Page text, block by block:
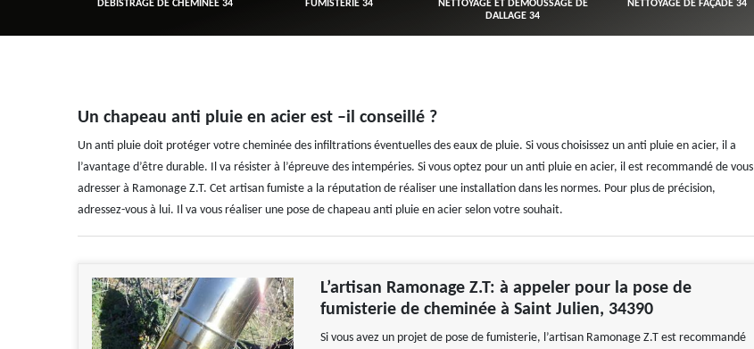
DÉBISTRAGE DE CHEMINÉE 34 FUMISTERIE 34
NETTOYAGE ET DÉMOUSSAGE DE
DALLAGE 34
NETTOYAGE DE FAÇADE 34
Un chapeau anti pluie en acier est –il conseillé ?
Un anti pluie doit protéger votre cheminée des infiltrations éventuelles des eaux de pluie. Si vous choisissez un anti pluie en acier, il a
l’avantage d’être durable. Il va résister à l’épreuve des intempéries. Si vous optez pour un anti pluie en acier, il est recommandé de vous
adresser à Ramonage Z.T. Cet artisan fumiste a la réputation de réaliser une installation dans les normes. Pour plus de précision,
adressez-vous à lui. Il va vous réaliser une pose de chapeau anti pluie en acier selon votre souhait.
L’artisan Ramonage Z.T: à appeler pour la pose de
fumisterie de cheminée à Saint Julien, 34390
Si vous avez un projet de pose de fumisterie, l’artisan Ramonage Z.T est recommandé